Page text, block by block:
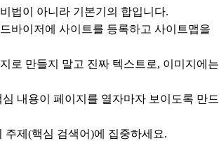
법이 아니라 기본기의 합입니다.
바이저에 사이트를 등록하고 사이트맵을
로 만들지 말고 진짜 텍스트로, 이미지에는
내용이 페이지를 열자마자 보이도록 만드
주제(핵심 검색어)에 집중하세요.